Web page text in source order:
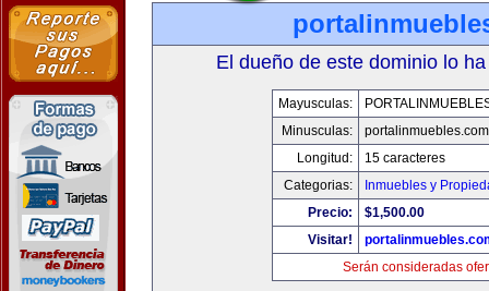
El dueño de este dominio lo
Mayusculas:
Minusculas:
portalinmuebles.com
Longitud:
15 caracteres
Categorias:
Inmuebles y
Precio:
$1,500.00
Visitar!
Serán consideradas